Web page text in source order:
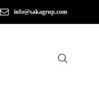
info@sakagrup.com